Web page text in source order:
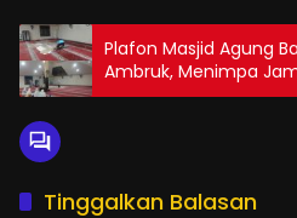
Plafon Masjid Agung
Tinggalkan Balasan